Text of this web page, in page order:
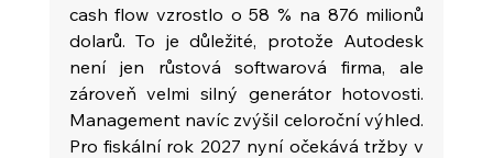
cash flow vzrostlo o 58 % na 876 milionů
dolarů. To je důležité, protože Autodesk
není jen růstová softwarová firma, ale
zároveň velmi silný generátor hotovosti.
Management navíc zvýšil celoroční výhled.
Pro fiskální rok 2027 nyní očekává tržby v